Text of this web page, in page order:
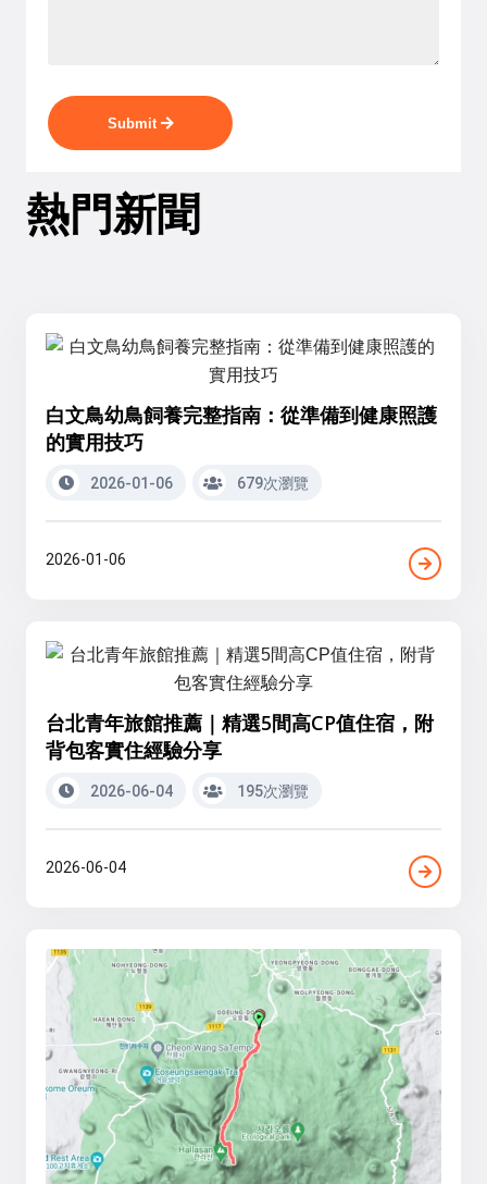
Submit
熱門新聞
白文鳥幼鳥飼養完整指南：從準備到健康照護
的實用技巧
2026-01-06 679次瀏覽
2026-01-06
台北青年旅館推薦｜精選5間高CP值住宿，附
背包客實住經驗分享
2026-06-04 195次瀏覽
2026-06-04